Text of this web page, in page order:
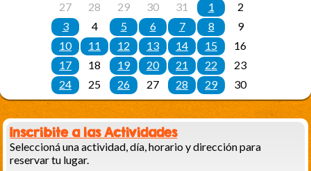
Inscribite a las Actividades
Seleccioná una actividad, día, horario y dirección para
reservar tu lugar.